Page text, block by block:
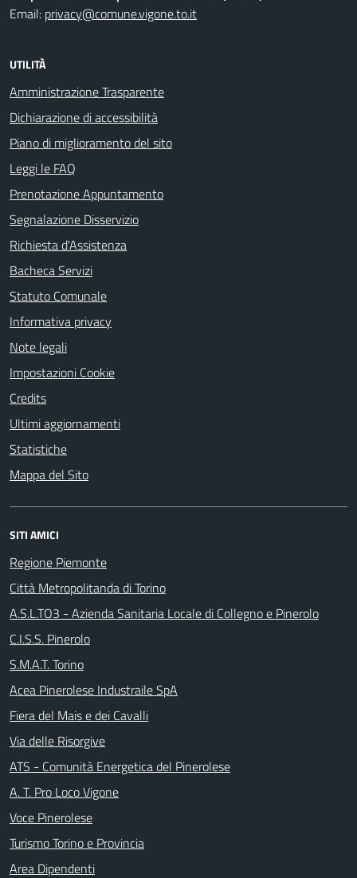
Email: privacy@comune.vigone.to.it
UTILITÀ
Amministrazione Trasparente
Dichiarazione di accessibilità
Piano di miglioramento del sito
Leggi le FAQ
Prenotazione Appuntamento
Segnalazione Disservizio
Richiesta d'Assistenza
Bacheca Servizi
Statuto Comunale
Informativa privacy
Note legali
Impostazioni Cookie
Credits
Ultimi aggiornamenti
Statistiche
Mappa del Sito
SITI AMICI
Regione Piemonte
Città Metropolitanda di Torino
A.S.L.TO3 - Azienda Sanitaria Locale di Collegno e Pinerolo
C.I.S.S. Pinerolo
S.M.A.T. Torino
Acea Pinerolese Industraile SpA
Fiera del Mais e dei Cavalli
Via delle Risorgive
ATS - Comunità Energetica del Pinerolese
A. T. Pro Loco Vigone
Voce Pinerolese
Turismo Torino e Provincia
Area Dipendenti